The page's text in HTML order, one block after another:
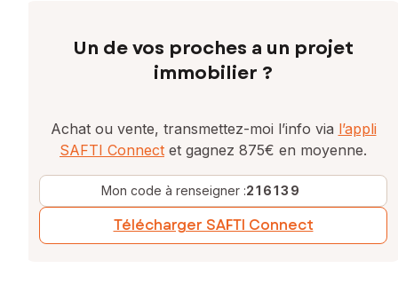
Un de vos proches a un projet
immobilier ?
Achat ou vente, transmettez-moi l’info via l’appli
SAFTI Connect et gagnez 875€ en moyenne.
Mon code à renseigner :216139
Télécharger SAFTI Connect